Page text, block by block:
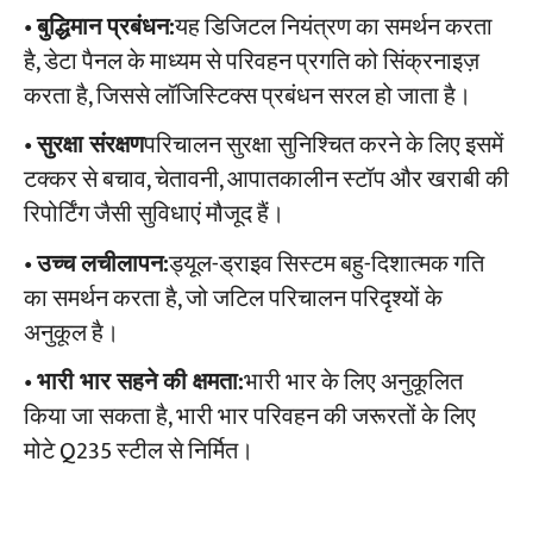
•बुद्धिमान प्रबंधन:यह डिजिटल नियंत्रण का समर्थन करता
है, डेटा पैनल के माध्यम से परिवहन प्रगति को सिंक्रनाइज़
करता है, जिससे लॉजिस्टिक्स प्रबंधन सरल हो जाता है।
•सुरक्षा संरक्षणपरिचालन सुरक्षा सुनिश्चित करने के लिए इसमें
टक्कर से बचाव, चेतावनी, आपातकालीन स्टॉप और खराबी की
रिपोर्टिंग जैसी सुविधाएं मौजूद हैं।
•उच्च लचीलापन:ड्यूल-ड्राइव सिस्टम बहु-दिशात्मक गति
का समर्थन करता है, जो जटिल परिचालन परिदृश्यों के
अनुकूल है।
•भारी भार सहने की क्षमता:भारी भार के लिए अनुकूलित
किया जा सकता है, भारी भार परिवहन की जरूरतों के लिए
मोटे Q235 स्टील से निर्मित।